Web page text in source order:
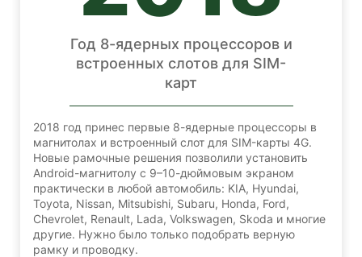
Год 8-ядерных процессоров и
встроенных слотов для SIM-
карт
2018 год принес первые 8-ядерные процессоры в
магнитолах и встроенный слот для SIM-карты 4G.
Новые рамочные решения позволили установить
Android-магнитолу с 9–10-дюймовым экраном
практически в любой автомобиль: KIA, Hyundai,
Toyota, Nissan, Mitsubishi, Subaru, Honda, Ford,
Chevrolet, Renault, Lada, Volkswagen, Skoda и многие
другие. Нужно было только подобрать верную
рамку и проводку.